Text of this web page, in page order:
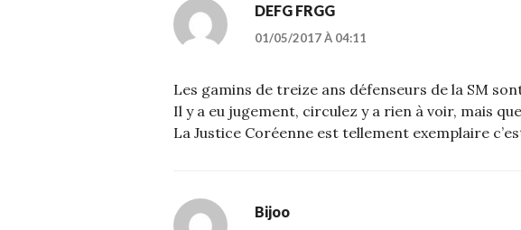
DEFG FRGG
01/05/2017 À 04:11
Les gamins de treize ans défenseurs de la SM
Il y a eu jugement, circulez y a rien à voir, mais
La Justice Coréenne est tellement exemplaire
Bijoo